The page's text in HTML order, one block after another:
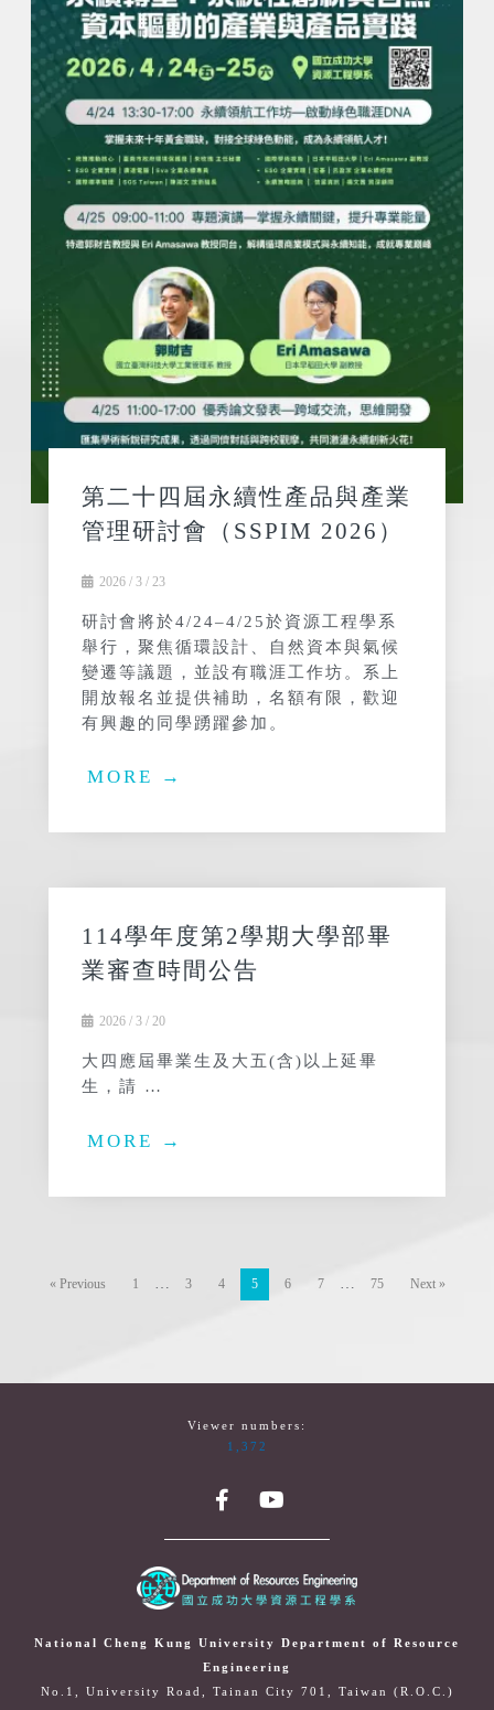
第二十四屆永續性產品與產業
管理研討會（SSPIM 2026）
2026 / 3 / 23
研討會將於4/24–4/25於資源工程學系
舉行，聚焦循環設計、自然資本與氣候
變遷等議題，並設有職涯工作坊。系上
開放報名並提供補助，名額有限，歡迎
有興趣的同學踴躍參加。
MORE →
114學年度第2學期大學部畢
業審查時間公告
2026 / 3 / 20
大四應屆畢業生及大五(含)以上延畢
生，請 …
MORE →
« Previous 1 … 3 4 5 6 7 … 75 Next »
Viewer numbers:
1,372
National Cheng Kung University Department of Resource
Engineering
No.1, University Road, Tainan City 701, Taiwan (R.O.C.)